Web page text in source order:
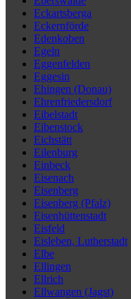
Eckartsberga
Eckernförde
Edenkoben
Egeln
Eggenfelden
Eggesin
Ehingen (Donau)
Ehrenfriedersdorf
Eibelstadt
Eibenstock
Eichstätt
Eilenburg
Einbeck
Eisenach
Eisenberg
Eisenberg (Pfalz)
Eisenhüttenstadt
Eisfeld
Eisleben, Lutherstadt
Elbe
Ellingen
Ellrich
Ellwangen (Jagst)